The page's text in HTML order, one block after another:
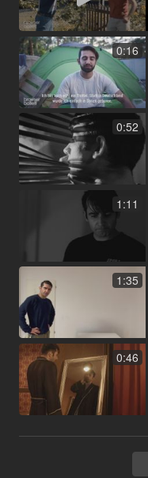
0:16
0:52
1:11
1:35
0:46